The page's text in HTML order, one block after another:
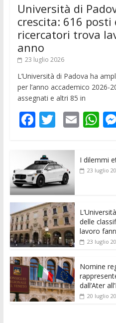
Università di
crescita: 616 posti
ricercatori trova
anno
23 luglio 2026
L’Università di Padova ha
per l’anno accademico 2026-
assegnati e altri 85 in
F
e
b
o
o
k
T
itt
er
E
ai
l
W
s
p
I dilemmi
23 luglio
delle
lavoro
23 luglio
Nomine
dall’Ater
20 luglio